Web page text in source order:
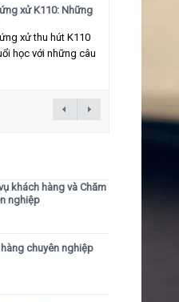
xử K110: Những
xử thu hút K110
học với những câu
khách hàng và Chăm
nghiệp
chuyên nghiệp